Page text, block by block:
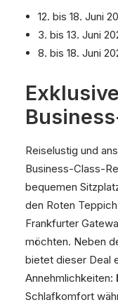
12. bis 18. Juni
3. bis 13. Juni
8. bis 18. Juni
Reiselustig und
Business-Class-
bequemen
den Roten
Frankfurter
möchten. Neben
bietet dieser Deal
Annehmlichkeiten:
Schlafkomfort